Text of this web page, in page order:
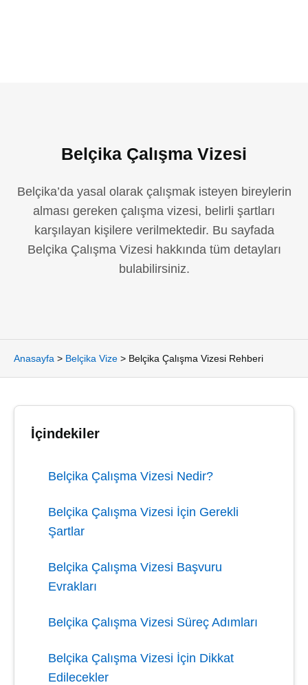
Belçika Çalışma Vizesi
Belçika’da yasal olarak çalışmak isteyen bireylerin
alması gereken çalışma vizesi, belirli şartları
karşılayan kişilere verilmektedir. Bu sayfada
Belçika Çalışma Vizesi hakkında tüm detayları
bulabilirsiniz.
Anasayfa > Belçika Vize > Belçika Çalışma Vizesi Rehberi
İçindekiler
Belçika Çalışma Vizesi Nedir?
Belçika Çalışma Vizesi İçin Gerekli
Şartlar
Belçika Çalışma Vizesi Başvuru
Evrakları
Belçika Çalışma Vizesi Süreç Adımları
Belçika Çalışma Vizesi İçin Dikkat
Edilecekler